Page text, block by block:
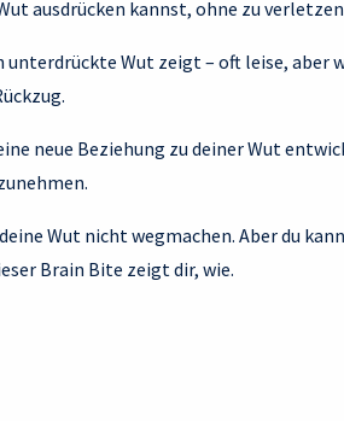
ausdrücken kannst, ohne zu
unterdrückte Wut zeigt – oft leise, aber
neue Beziehung zu deiner Wut
Wut nicht wegmachen. Aber du
Brain Bite zeigt dir, wie.